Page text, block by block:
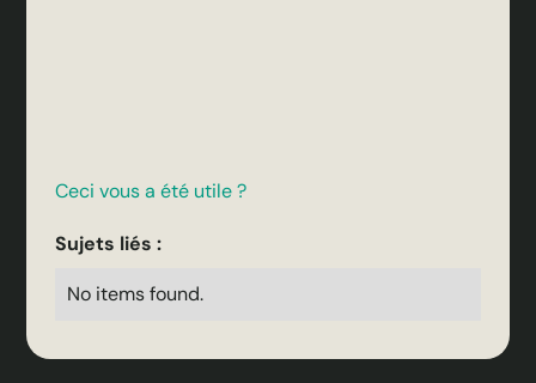
Ceci vous a été utile ?
Sujets liés :
No items found.